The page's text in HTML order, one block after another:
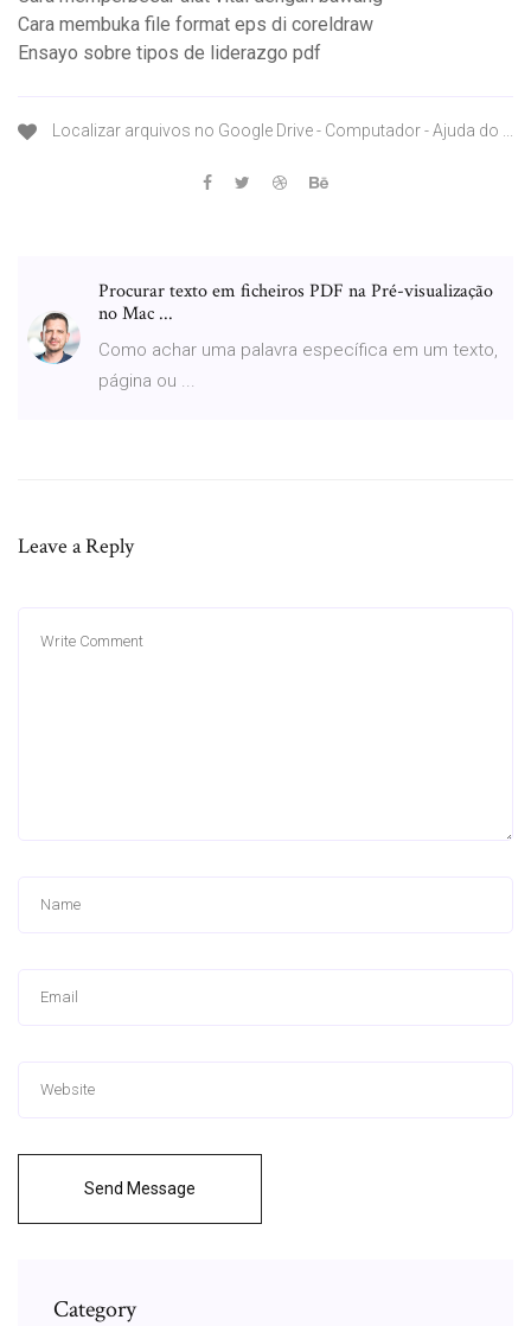
Cara membuka file format eps di coreldraw
Ensayo sobre tipos de liderazgo pdf
Localizar arquivos no Google Drive - Computador - Ajuda do ...
Procurar texto em ficheiros PDF na Pré-visualização
no Mac ...
Como achar uma palavra específica em um texto,
página ou ...
Leave a Reply
Send Message
Category